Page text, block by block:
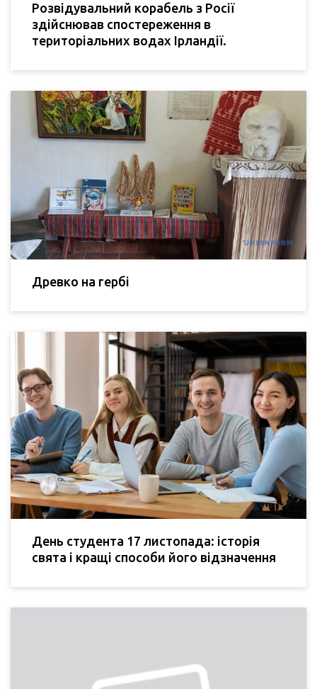
Розвідувальний корабель з Росії
здійснював спостереження в
територіальних водах Ірландії.
Древко на гербі
День студента 17 листопада: історія
свята і кращі способи його відзначення